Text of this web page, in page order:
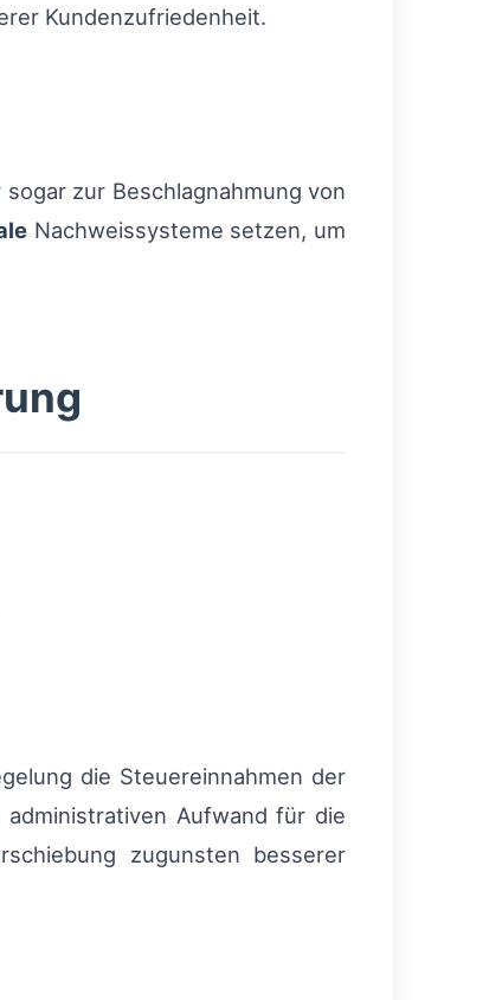
Kundenzufriedenheit.
zur Beschlagnahmung von
Nachweissysteme setzen, um
die Steuereinnahmen der
Aufwand für die
zugunsten besserer